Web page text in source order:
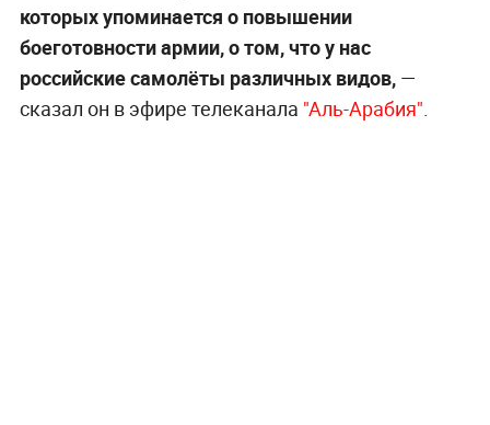
которых упоминается о повышении
боеготовности армии, о том, что у нас
российские самолёты различных видов, —
сказал он в эфире телеканала "Аль-Арабия"